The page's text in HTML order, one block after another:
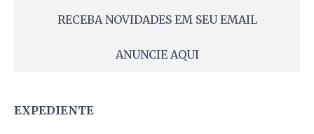
RECEBA NOVIDADES EM SEU EMAIL
ANUNCIE AQUI
EXPEDIENTE